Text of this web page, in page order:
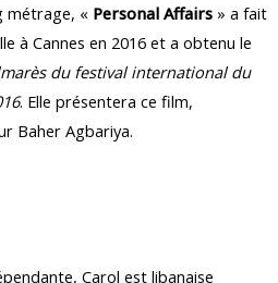
métrage, « Personal Affairs » a fait
à Cannes en 2016 et a obtenu le
du festival international du
. Elle présentera ce film,
Baher Agbariya.
Carol est libanaise